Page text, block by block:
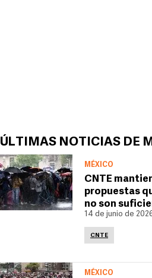
ÚLTIMAS NOTICIAS DE
MÉXICO
CNTE
propuestas
no son
14 de junio de
CNTE
MÉXICO